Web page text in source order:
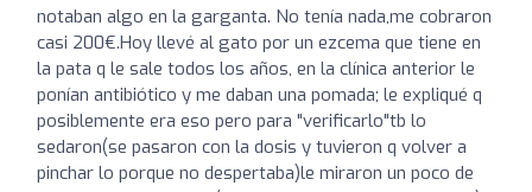
notaban algo en la garganta. No tenía nada,me cobraron
casi 200€.Hoy llevé al gato por un ezcema que tiene en
la pata q le sale todos los años, en la clínica anterior le
ponían antibiótico y me daban una pomada; le expliqué q
posiblemente era eso pero para "verificarlo"tb lo
sedaron(se pasaron con la dosis y tuvieron q volver a
pinchar lo porque no despertaba)le miraron un poco de